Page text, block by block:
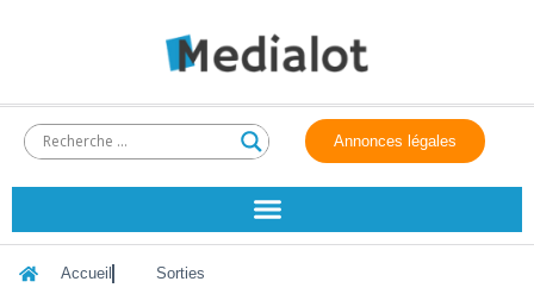
Annonces légales
Accueil Sorties